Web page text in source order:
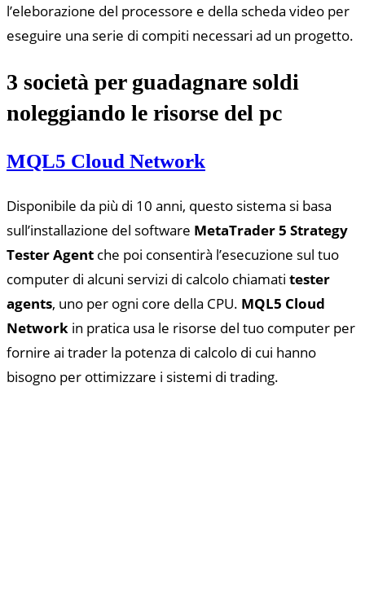
l’eleborazione del processore e della scheda video per
eseguire una serie di compiti necessari ad un progetto.
3 società per guadagnare soldi
noleggiando le risorse del pc
MQL5 Cloud Network
Disponibile da più di 10 anni, questo sistema si basa
sull’installazione del software MetaTrader 5 Strategy
Tester Agent che poi consentirà l’esecuzione sul tuo
computer di alcuni servizi di calcolo chiamati tester
agents, uno per ogni core della CPU. MQL5 Cloud
Network in pratica usa le risorse del tuo computer per
fornire ai trader la potenza di calcolo di cui hanno
bisogno per ottimizzare i sistemi di trading.